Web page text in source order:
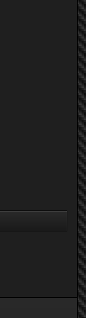
ฤดูกาล MotoGP ครั้งแร